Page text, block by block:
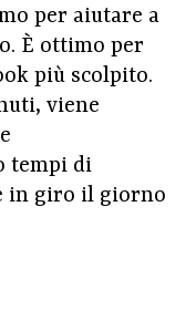
per aiutare a
È ottimo per
più scolpito.
viene
tempi di
in giro il giorno